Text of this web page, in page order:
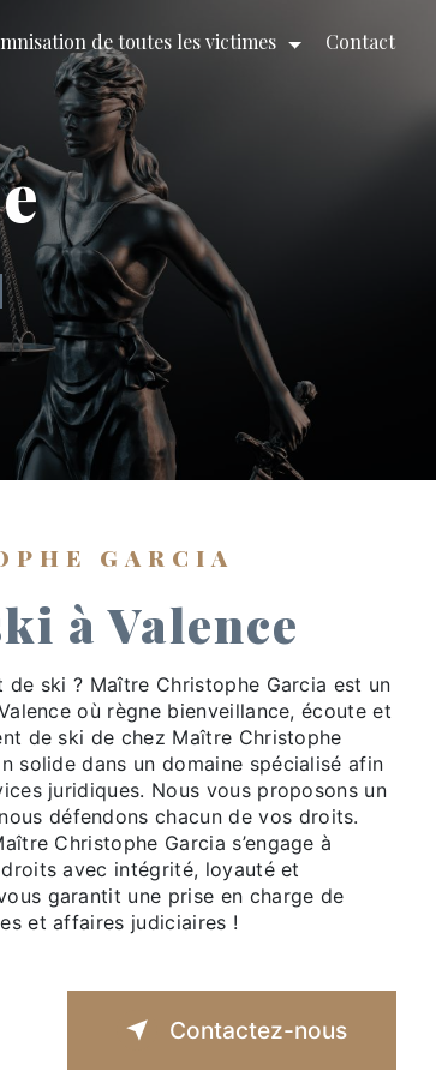
de toutes les victimes Contact
GARCIA
à Valence
de ski ? Maître Christophe Garcia est un
où règne bienveillance, écoute et
de ski de chez Maître Christophe
solide dans un domaine spécialisé afin
juridiques. Nous vous proposons un
défendons chacun de vos droits.
Christophe Garcia s’engage à
avec intégrité, loyauté et
garantit une prise en charge de
et affaires judiciaires !
Contactez-nous